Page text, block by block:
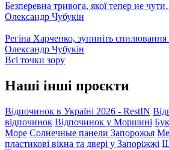
Безперевна тривога, якої тепер не
Олександр Чубукін
Регіна Харченко, зупиніть
Олександр Чубукін
Всі точки зору
Наші інші проєкти
Відпочинок в Україні 2026 - RestIN
відпочинок Відпочинок у Моршині
Море Солнечные панели Запорожья
пластикові вікна та двері у Запоріжжі